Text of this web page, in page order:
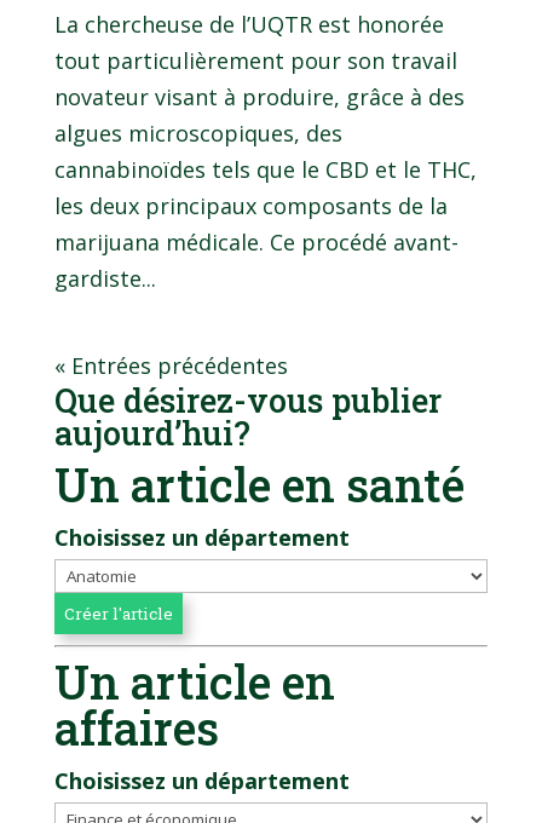
La chercheuse de l’UQTR est honorée
tout particulièrement pour son travail
novateur visant à produire, grâce à des
algues microscopiques, des
cannabinoïdes tels que le CBD et le THC,
les deux principaux composants de la
marijuana médicale. Ce procédé avant-
gardiste...
« Entrées précédentes
Que désirez-vous publier
aujourd’hui?
Un article en santé
Choisissez un département
Un article en
affaires
Choisissez un département